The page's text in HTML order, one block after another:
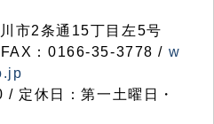
市2条通15丁目左5号
：0166-35-3778 / w
定休日：第一土曜日・